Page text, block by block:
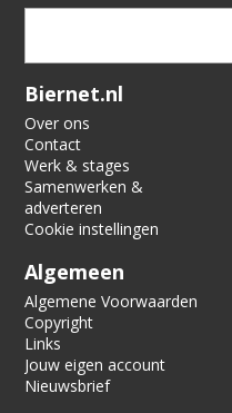
Verification code:
Biernet.nl
Over ons
Contact
Werk & stages
Samenwerken &
adverteren
Cookie instellingen
Algemeen
Algemene Voorwaarden
Copyright
Links
Jouw eigen account
Nieuwsbrief